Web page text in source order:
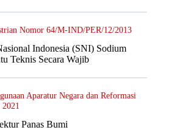
Nomor 64/M-IND/PER/12/2013
Indonesia (SNI) Sodium
Teknis Secara Wajib
Aparatur Negara dan Reformasi
Panas Bumi